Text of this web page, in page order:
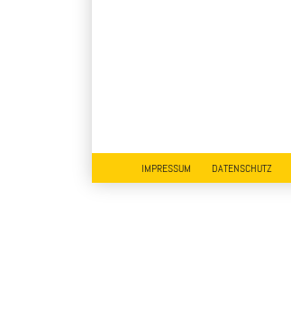
IMPRESSUM DATENSCHUTZ